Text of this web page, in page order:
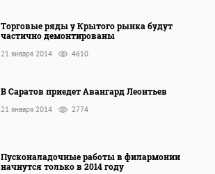
Торговые ряды у Крытого рынка будут
частично демонтированы
21 января 2014 4610
В Саратов приедет Авангард Леонтьев
21 января 2014 2774
Пусконаладочные работы в филармонии
начнутся только в 2014 году